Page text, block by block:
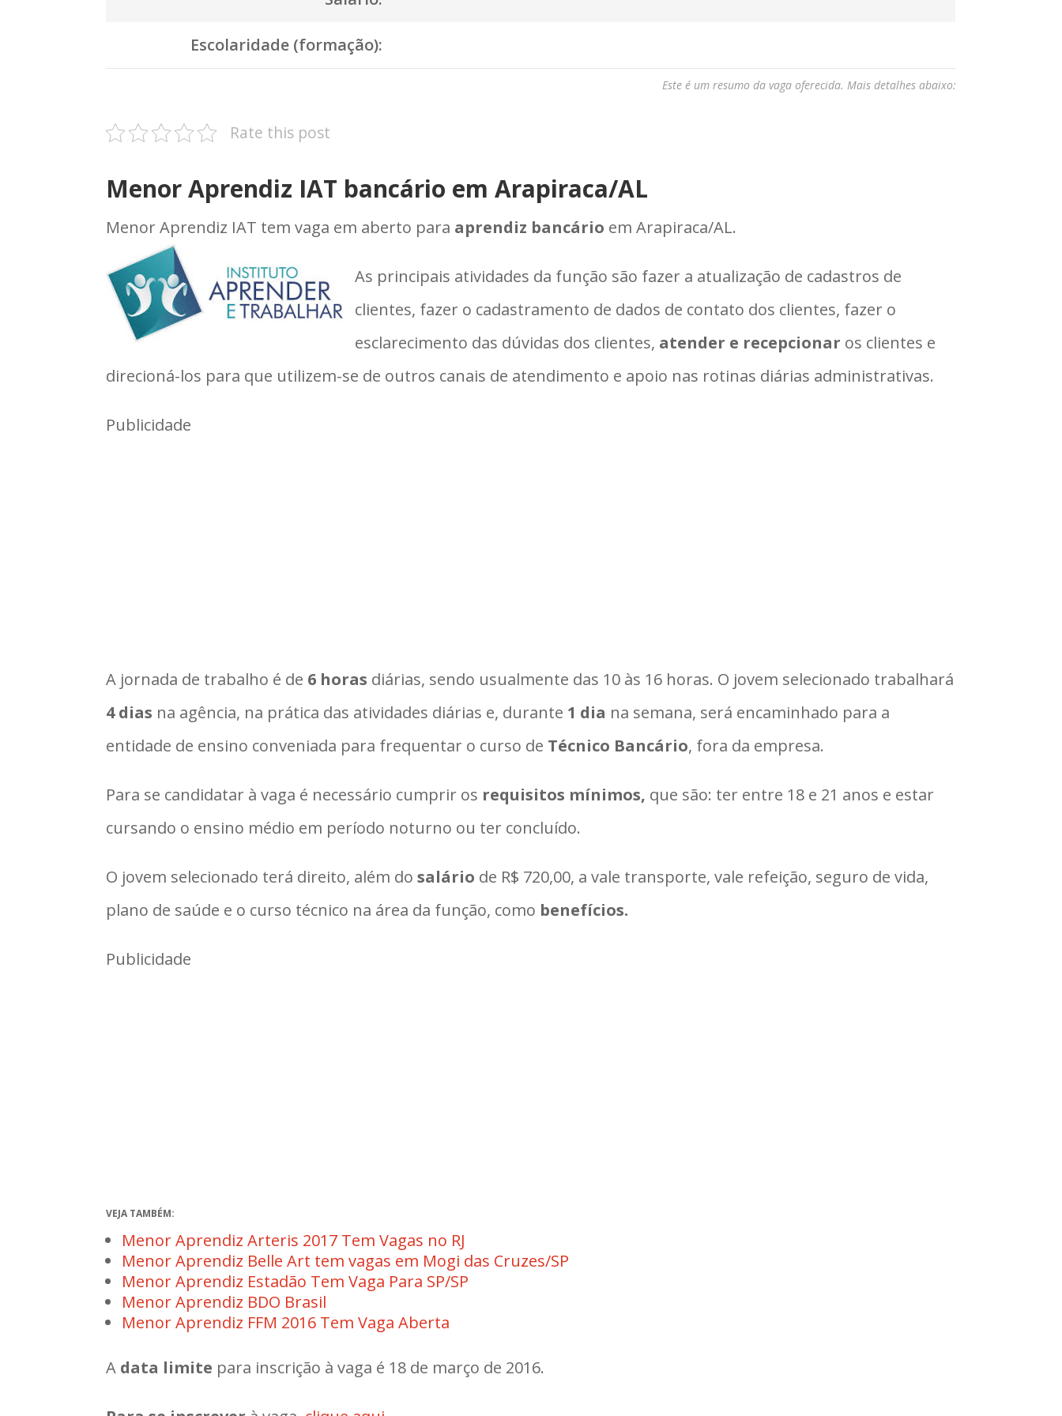
Escolaridade (formação):
Este é um resumo da vaga oferecida. Mais detalhes abaixo:
Rate this post
Menor Aprendiz IAT bancário em Arapiraca/AL
Menor Aprendiz IAT tem vaga em aberto para aprendiz bancário em Arapiraca/AL.
As principais atividades da função são fazer a atualização de cadastros de
clientes, fazer o cadastramento de dados de contato dos clientes, fazer o
esclarecimento das dúvidas dos clientes, atender e recepcionar os clientes e
direcioná-los para que utilizem-se de outros canais de atendimento e apoio nas rotinas diárias administrativas.
Publicidade
A jornada de trabalho é de 6 horas diárias, sendo usualmente das 10 às 16 horas. O jovem selecionado trabalhará
4 dias na agência, na prática das atividades diárias e, durante 1 dia na semana, será encaminhado para a
entidade de ensino conveniada para frequentar o curso de Técnico Bancário, fora da empresa.
Para se candidatar à vaga é necessário cumprir os requisitos mínimos, que são: ter entre 18 e 21 anos e estar
cursando o ensino médio em período noturno ou ter concluído.
O jovem selecionado terá direito, além dosalário de R$ 720,00, a vale transporte, vale refeição, seguro de vida,
plano de saúde e o curso técnico na área da função, como benefícios.
Publicidade
VEJA TAMBÉM:
Menor Aprendiz Arteris 2017 Tem Vagas no RJ
Menor Aprendiz Belle Art tem vagas em Mogi das Cruzes/SP
Menor Aprendiz Estadão Tem Vaga Para SP/SP
Menor Aprendiz BDO Brasil
Menor Aprendiz FFM 2016 Tem Vaga Aberta
A data limite para inscrição à vaga é 18 de março de 2016.